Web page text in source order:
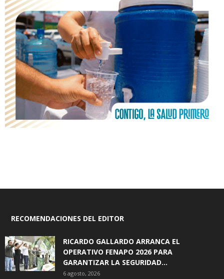
RECOMENDACIONES DEL EDITOR
RICARDO GALLARDO ARRANCA EL
OPERATIVO FENAPO 2026 PARA
GARANTIZAR LA SEGURIDAD...
6 agosto, 2026